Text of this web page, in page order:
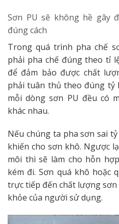
Sơn PU sẽ không hề gây
đúng cách
Trong quá trình pha chế
phải pha chế đúng theo tỉ
để đảm bảo được chất
phải tuân thủ theo đúng tỷ
mỗi dòng sơn PU đều có
khác nhau.
Nếu chúng ta pha sơn sai
khiến cho sơn khô. Ngược
môi thì sẽ làm cho hỗn
kém đi. Sơn quá khô hoặc
trực tiếp đến chất lượng
khỏe của người sử dụng.